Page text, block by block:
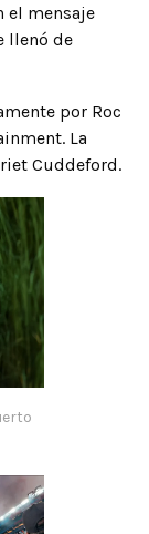
el mensaje
llenó de
por Roc
La
Cuddeford.